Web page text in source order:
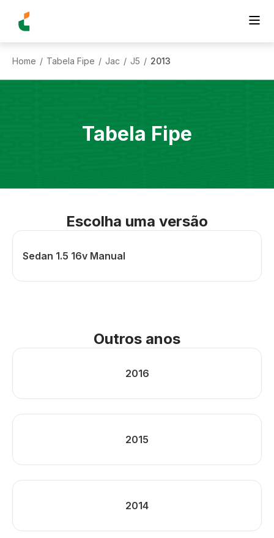
Home / Tabela Fipe / Jac / J5 / 2013
Tabela Fipe
Escolha uma versão
Sedan 1.5 16v Manual
Outros anos
2016
2015
2014